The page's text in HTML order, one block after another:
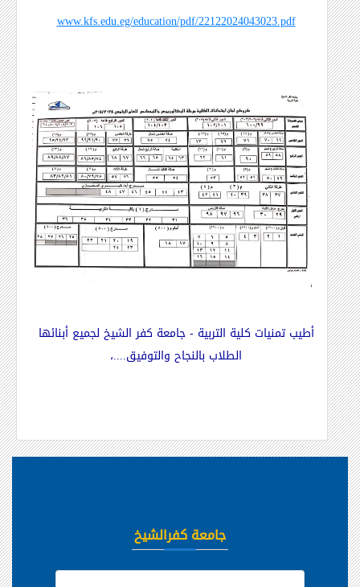
www.kfs.edu.eg/education/pdf/22122024043023.pdf
أطيب تمنيات كلية التربية - جامعة كفر الشيخ لجميع أبنائها
الطلاب بالنجاح والتوفيق....،
جامعة كفرالشيخ